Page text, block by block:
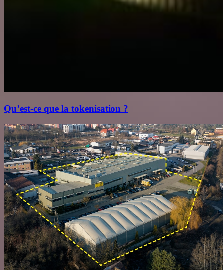
Qu’est‑ce que la tokenisation ?